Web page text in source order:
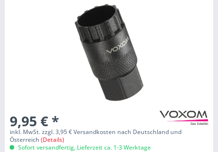
9,95 € *
inkl. MwSt. zzgl. 3,95 € Versandkosten nach Deutschland und
Österreich (Details)
Sofort versandfertig, Lieferzeit ca. 1-3 Werktage